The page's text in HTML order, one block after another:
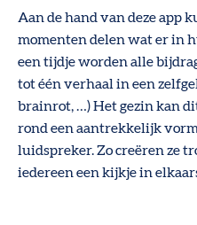
Aan de hand van deze app
momenten delen wat er in
een tijdje worden alle
tot één verhaal in een
brainrot, …) Het gezin kan
rond een aantrekkelijk
luidspreker. Zo creëren ze
iedereen een kijkje in